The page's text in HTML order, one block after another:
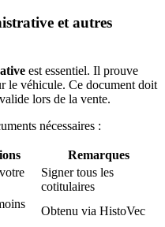
et autres
est essentiel. Il prouve
le véhicule. Ce document doit
lors de la vente.
nécessaires :
Remarques
Signer tous les
cotitulaires
Obtenu via HistoVec